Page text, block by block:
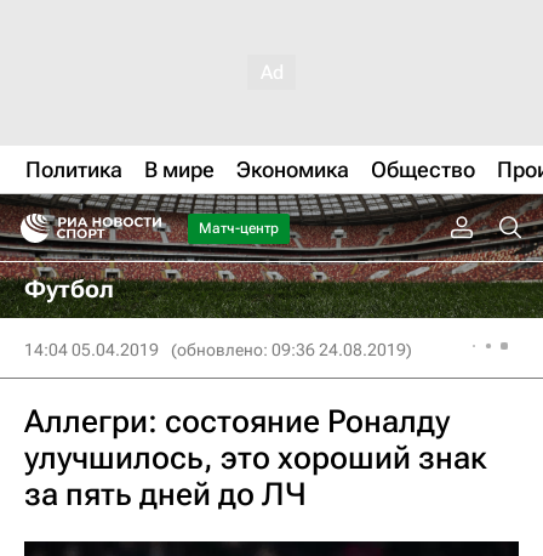
Политика В мире Экономика Общество
Матч-центр
Футбол
14:04 05.04.2019 (обновлено: 09:36 24.08.2019)
Аллегри: состояние Роналду
улучшилось, это хороший знак
за пять дней до ЛЧ